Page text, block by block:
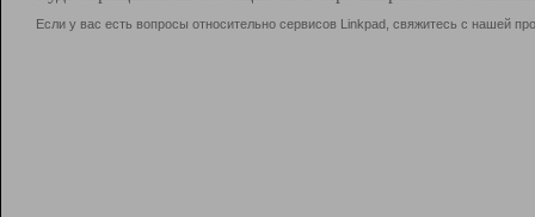
Если у вас есть вопросы относительно сервисов Linkpad, свяжитесь с нашей